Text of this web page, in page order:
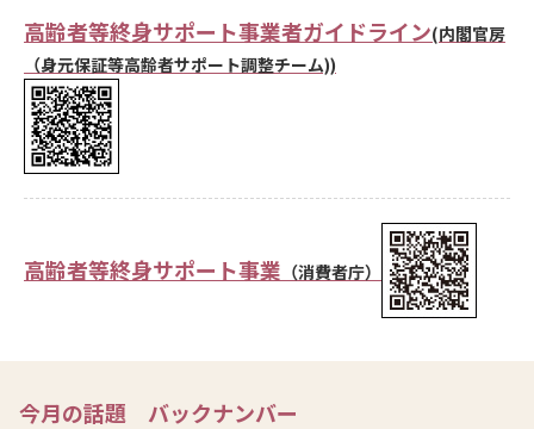
高齢者等終身サポート事業者ガイドライン(内閣官房
（身元保証等高齢者サポート調整チーム))
高齢者等終身サポート事業 （消費者庁）
今月の話題 バックナンバー